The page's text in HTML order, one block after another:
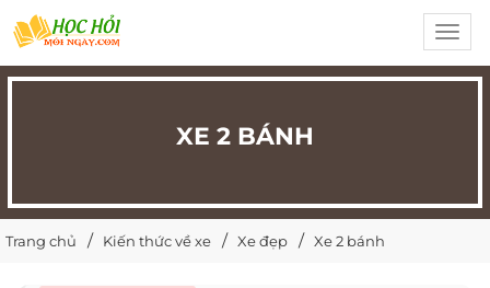
XE 2 BÁNH
Trang chủ Kiến thức về xe Xe đẹp Xe 2 bánh